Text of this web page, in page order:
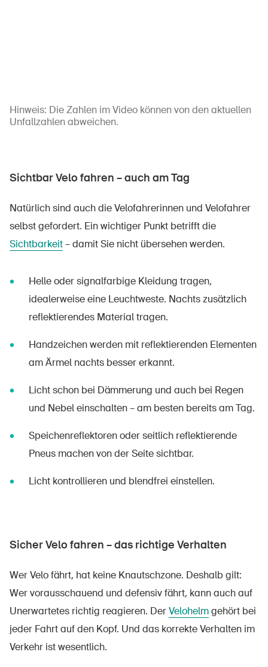
Hinweis: Die Zahlen im Video können von den aktuellen
Unfallzahlen abweichen.
Sichtbar Velo fahren – auch am Tag
Natürlich sind auch die Velofahrerinnen und Velofahrer
selbst gefordert. Ein wichtiger Punkt betrifft die
Sichtbarkeit– damit Sie nicht übersehen werden.
Helle oder signalfarbige Kleidung tragen,
idealerweise eine Leuchtweste. Nachts zusätzlich
reflektierendes Material tragen.
Handzeichen werden mit reflektierenden Elementen
am Ärmel nachts besser erkannt.
Licht schon bei Dämmerung und auch bei Regen
und Nebel einschalten – am besten bereits am Tag.
Speichenreflektoren oder seitlich reflektierende
Pneus machen von der Seite sichtbar.
Licht kontrollieren und blendfrei einstellen.
Sicher Velo fahren – das richtige Verhalten
Wer Velo fährt, hat keine Knautschzone. Deshalb gilt:
Wer vorausschauend und defensiv fährt, kann auch auf
Unerwartetes richtig reagieren. DerVelohelmgehört bei
jeder Fahrt auf den Kopf. Und das korrekte Verhalten im
Verkehr ist wesentlich.